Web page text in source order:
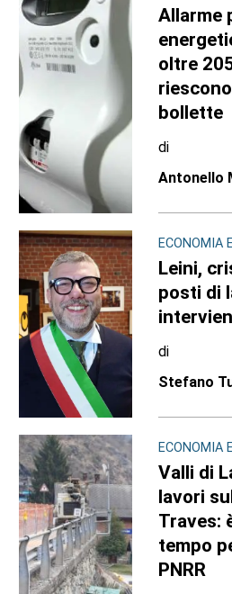
Allarme
oltre
bollette
di
Antonello
ECONOMIA
Leini,
posti di
di
Stefano
ECONOMIA
Valli di
lavori
Traves:
tempo
PNRR